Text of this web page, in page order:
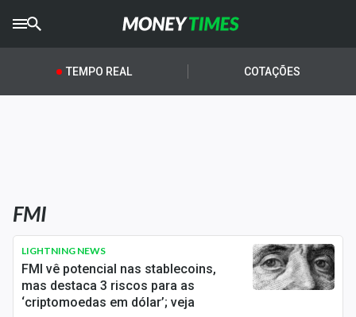
CRYPTOTIMES
AGROTIMES
Newsletters
Money Trader
Anuncie
TEMPO REAL COTAÇÕES
FMI
LIGHTNING NEWS
FMI vê potencial nas stablecoins,
mas destaca 3 riscos para as
‘criptomoedas em dólar’; veja